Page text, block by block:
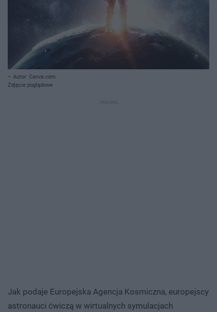
Autor: Canva.com
Zdjęcie poglądowe
Jak podaje Europejska Agencja Kosmiczna, europejscy
astronauci ćwiczą w wirtualnych symulacjach